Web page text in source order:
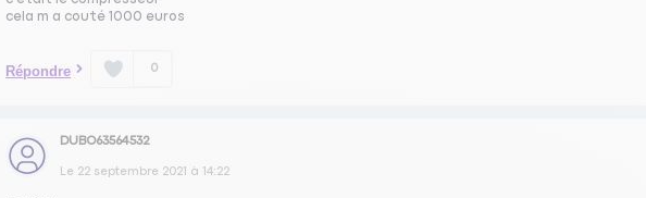
cela m a couté 1000 euros
Répondre 0
DUBO63564532
Le 22 septembre 2021 à 14:22